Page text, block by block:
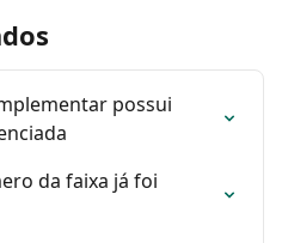
possui
da faixa já foi